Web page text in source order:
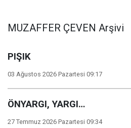
MUZAFFER ÇEVEN Arşivi
PIŞIK
03 Ağustos 2026 Pazartesi 09:17
ÖNYARGI, YARGI…
27 Temmuz 2026 Pazartesi 09:34